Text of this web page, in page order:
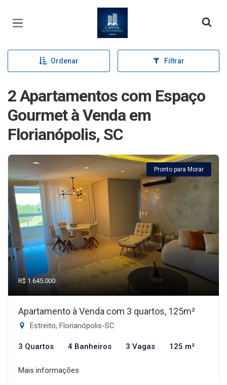
Página inicial
Ordenar Filtrar
2 Apartamentos com Espaço
Gourmet à Venda em
Florianópolis, SC
Pronto para Morar
R$ 1.645.000
Apartamento à Venda com 3 quartos, 125m²
Estreito, Florianópolis-SC
3 Quartos 4 Banheiros 3 Vagas 125 m²
Mais informações